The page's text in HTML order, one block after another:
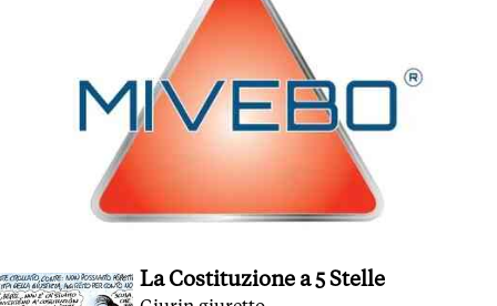
La Costituzione a 5 Stelle